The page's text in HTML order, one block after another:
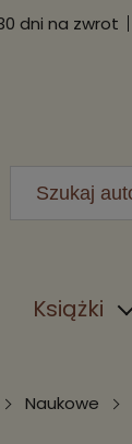
dni na zwrot
Książki
Naukowe